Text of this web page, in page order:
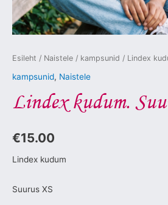
Esileht / Naistele / kampsunid / Lindex
kampsunid, Naistele
Lindex kudum.
€15.00
Lindex kudum
Suurus XS